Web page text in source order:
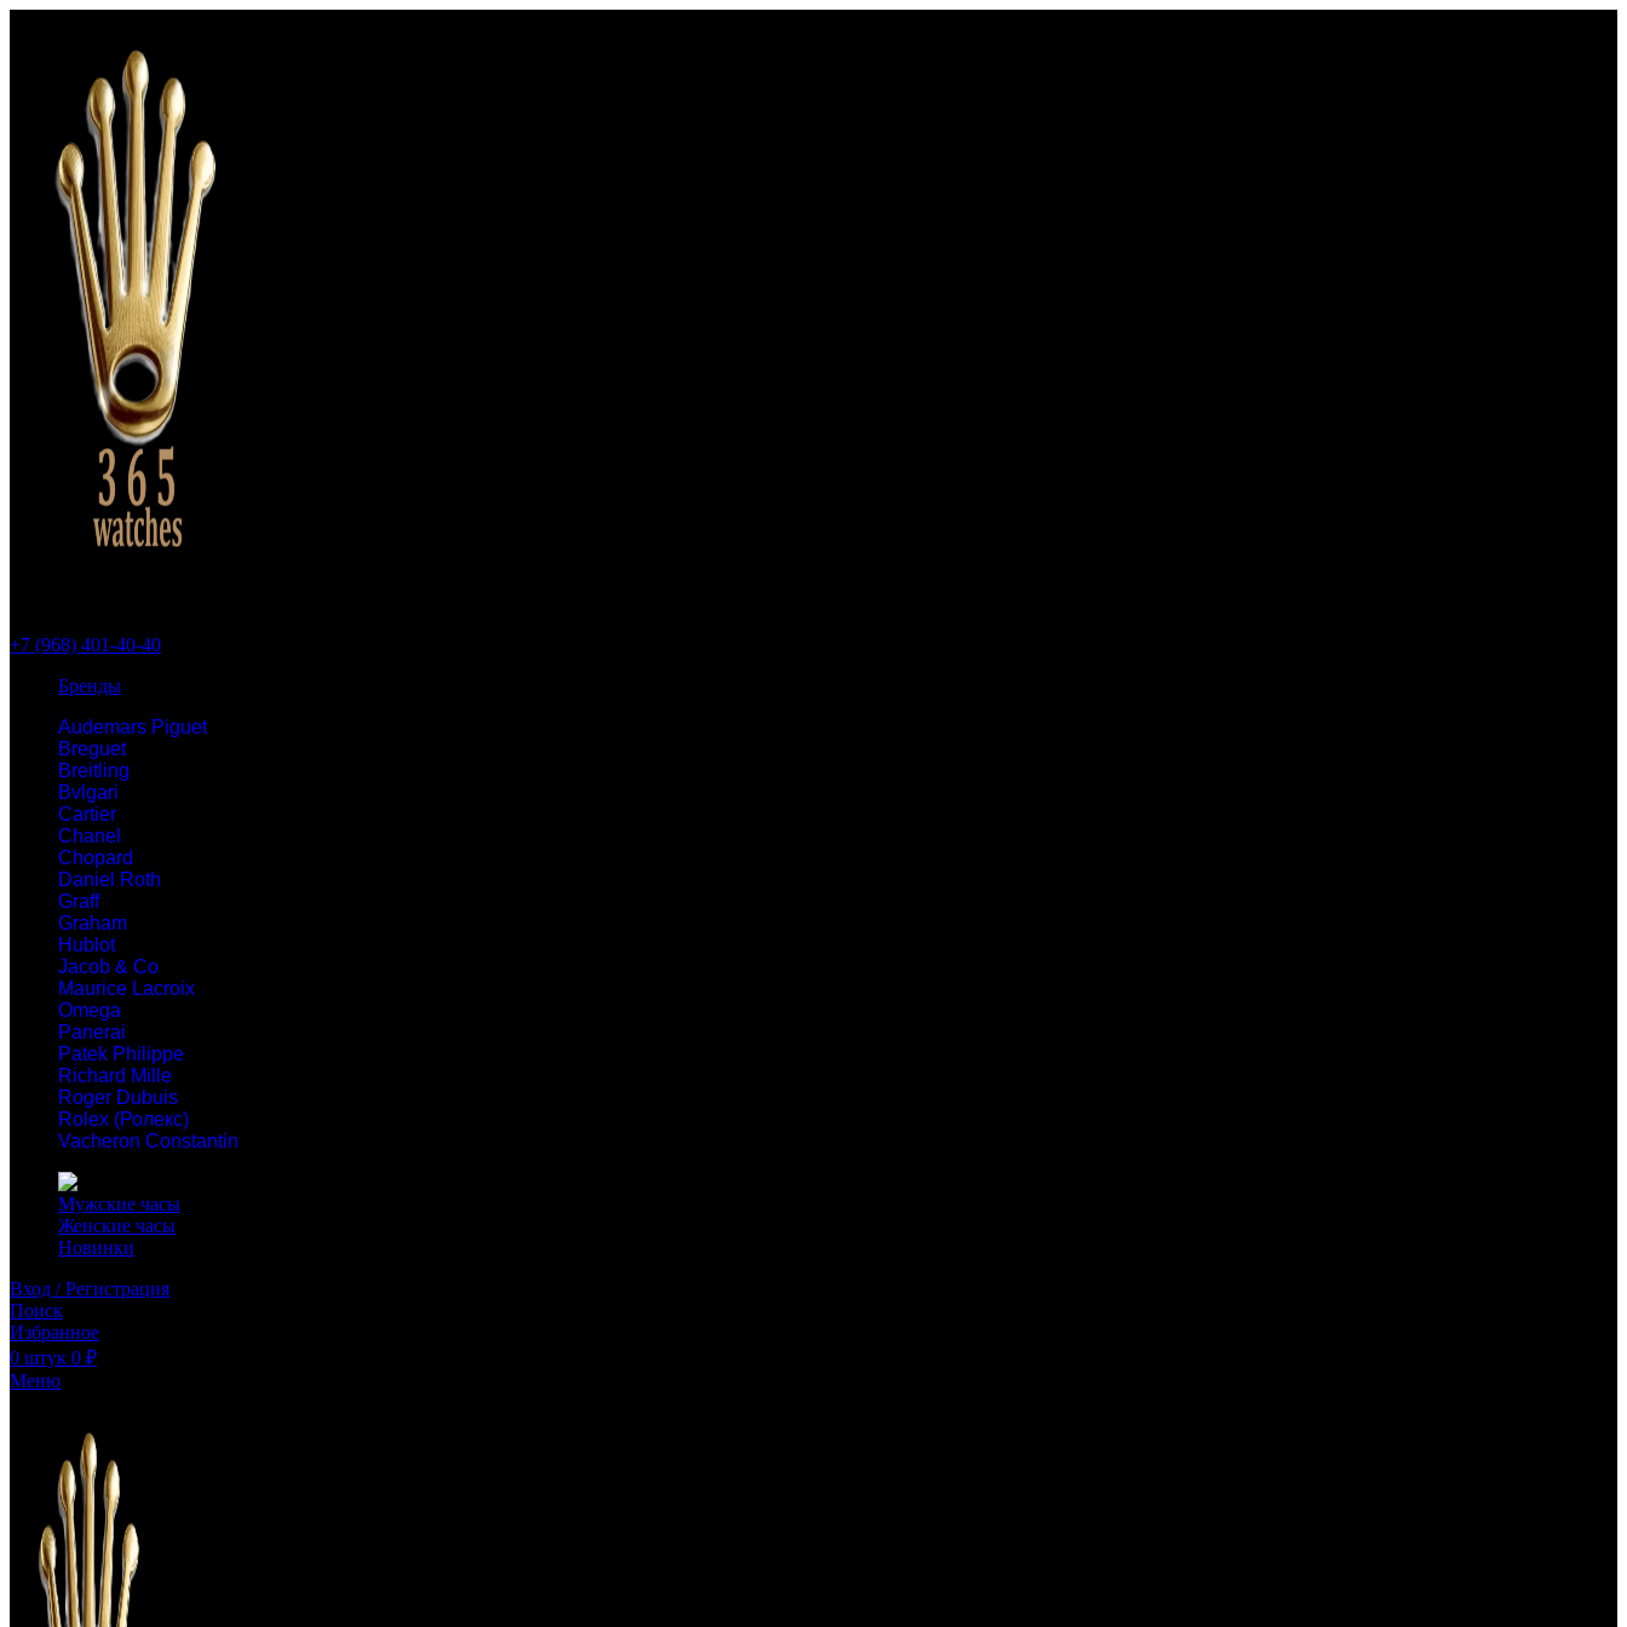
+7 (968) 401-40-40
Бренды
Audemars Piguet
Breguet
Breitling
Bvlgari
Cartier
Chanel
Chopard
Daniel Roth
Graff
Graham
Hublot
Jacob & Co
Maurice Lacroix
Omega
Panerai
Patek Philippe
Richard Mille
Roger Dubuis
Rolex (Ролекс)
Vacheron Constantin
Мужские часы
Женские часы
Новинки
Вход / Регистрация
Поиск
Избранное
0 штук 0 ₽
Меню